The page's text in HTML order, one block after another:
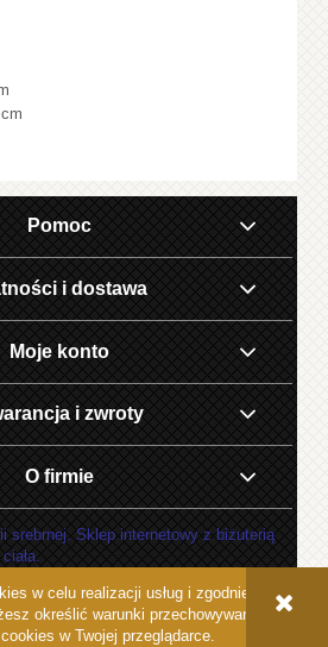
w celu realizacji usług i zgodnie z
określić warunki przechowywania
w Twojej przeglądarce.
Pomoc
i dostawa
Moje konto
i zwroty
O firmie
srebrnej. Sklep internetowy z biżuterią
WERSJĘ STRONY